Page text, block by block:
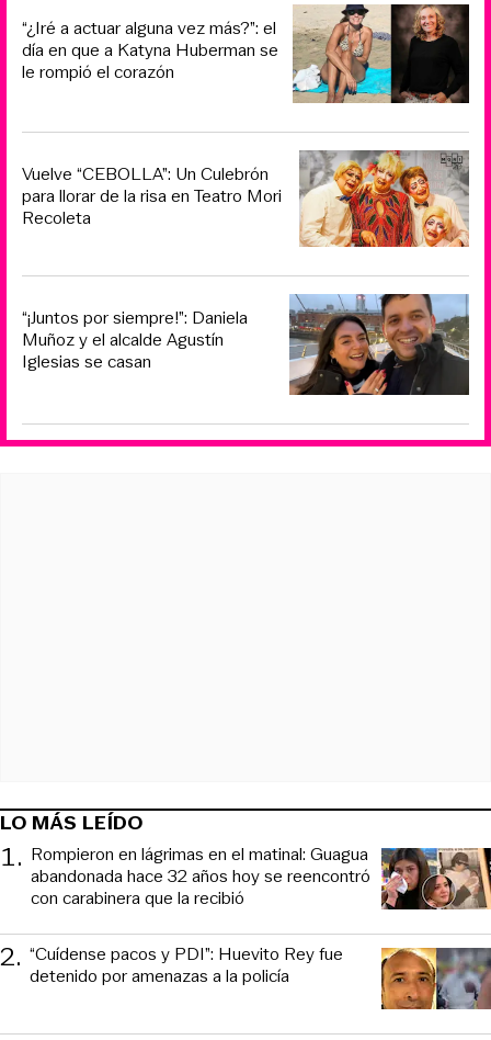
“¿Iré a actuar alguna vez más?”: el
día en que a Katyna Huberman se
le rompió el corazón
Vuelve “CEBOLLA”: Un Culebrón
para llorar de la risa en Teatro Mori
Recoleta
“¡Juntos por siempre!”: Daniela
Muñoz y el alcalde Agustín
Iglesias se casan
LO MÁS LEÍDO
1. Rompieron en lágrimas en el matinal: Guagua
abandonada hace 32 años hoy se reencontró
con carabinera que la recibió
2. “Cuídense pacos y PDI”: Huevito Rey fue
detenido por amenazas a la policía